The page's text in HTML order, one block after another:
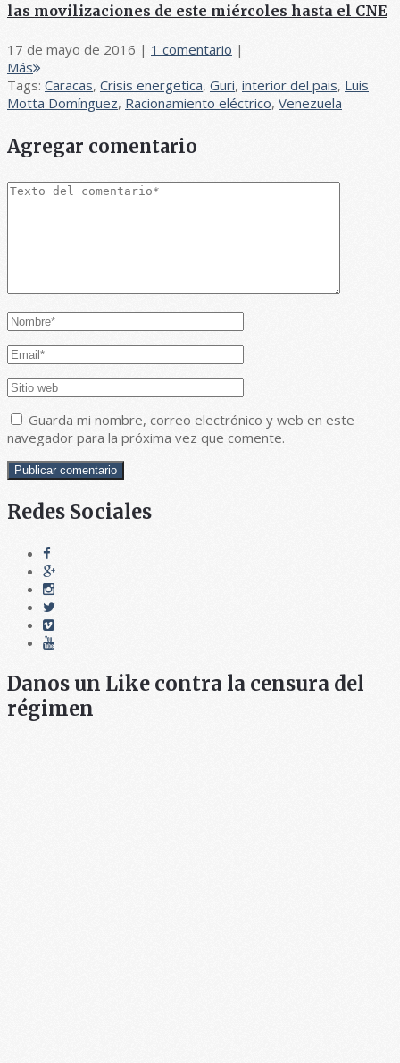
las movilizaciones de este miércoles hasta el CNE
17 de mayo de 2016 | 1 comentario |
Más
Tags: Caracas, Crisis energetica, Guri, interior del pais, Luis
Motta Domínguez, Racionamiento eléctrico, Venezuela
Agregar comentario
Guarda mi nombre, correo electrónico y web en este
navegador para la próxima vez que comente.
Redes Sociales
Danos un Like contra la censura del
régimen